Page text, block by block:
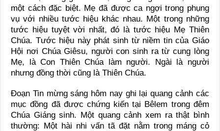
một cách đặc biệt. Mẹ đã được ca ngợi trong phụng
vụ với nhiều tước hiệu khác nhau. Một trong những
tước hiệu tuyệt vời nhất, đó là tước hiệu Mẹ Thiên
Chúa. Tước hiệu này phát sinh từ niềm tin của Giáo
Hội nơi Chúa Giêsu, người con sinh ra từ cung lòng
Mẹ, là Con Thiên Chúa làm người. Ngài là người
nhưng đồng thời cũng là Thiên Chúa.
Đoạn Tin mừng sáng hôm nay ghi lại quang cảnh các
mục đồng đã được chứng kiến tại Bêlem trong đêm
Chúa Giáng sinh. Một quang cảnh xem ra thật bình
thường: Một hài nhi vấn tã đặt nằm trong máng cỏ